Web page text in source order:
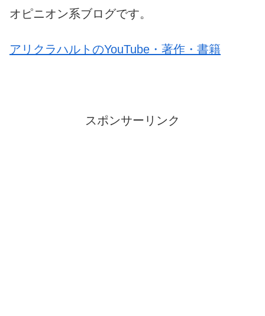
オピニオン系ブログです。
アリクラハルトのYouTube・著作・書籍
スポンサーリンク